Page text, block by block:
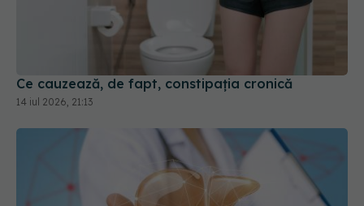
Ce cauzează, de fapt, constipația cronică
14 iul 2026, 21:13